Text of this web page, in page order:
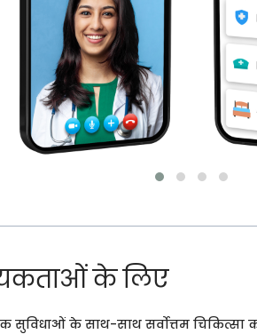
के लिए
के साथ-साथ सर्वोत्तम चिकित्सा